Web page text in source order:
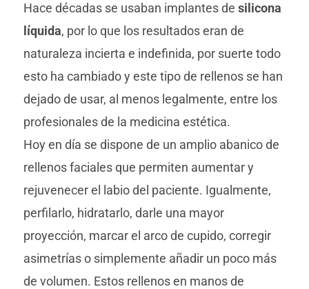
Hace décadas se usaban implantes de silicona
líquida, por lo que los resultados eran de
naturaleza incierta e indefinida, por suerte todo
esto ha cambiado y este tipo de rellenos se han
dejado de usar, al menos legalmente, entre los
profesionales de la medicina estética.
Hoy en día se dispone de un amplio abanico de
rellenos faciales que permiten aumentar y
rejuvenecer el labio del paciente. Igualmente,
perfilarlo, hidratarlo, darle una mayor
proyección, marcar el arco de cupido, corregir
asimetrías o simplemente añadir un poco más
de volumen. Estos rellenos en manos de